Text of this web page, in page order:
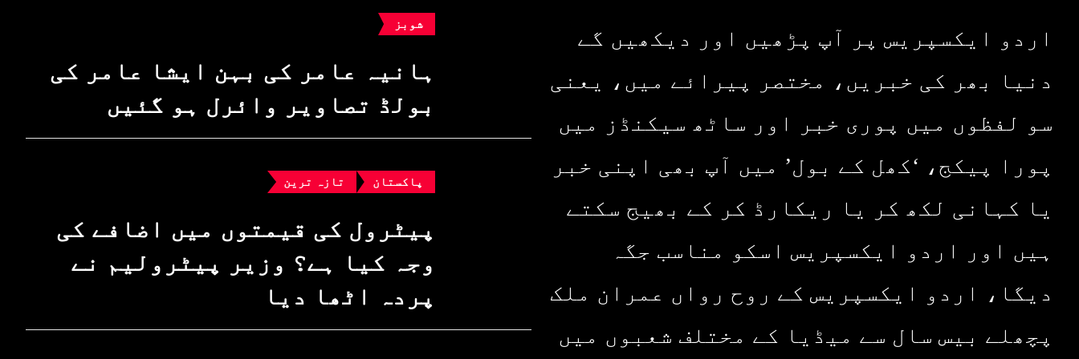
اردو ایکسپریس پر آپ پڑھیں اور دیکھیں گے
دنیا بھر کی خبریں، مختصر پیرائے میں، یعنی
سو لفظوں میں پوری خبر اور ساٹھ سیکنڈز میں
پورا پیکج، ‘کھل کے بول’ میں آپ بھی اپنی خبر
یا کہانی لکھ کر یا ریکارڈ کر کے بھیج سکتے
ہیں اور اردو ایکسپریس اسکو مناسب جگہ
دیگا، اردو ایکسپریس کے روح رواں عمران ملک
پچھلے بیس سال سے میڈیا کے مختلف شعبوں میں
شوبز
ہانیہ عامر کی بہن ایشا عامر کی
بولڈ تصاویر وائرل ہو گئیں
پاکستان تازہ ترین
پیٹرول کی قیمتوں میں اضافے کی
وجہ کیا ہے؟ وزیرِ پیٹرولیم نے
پردہ اٹھا دیا